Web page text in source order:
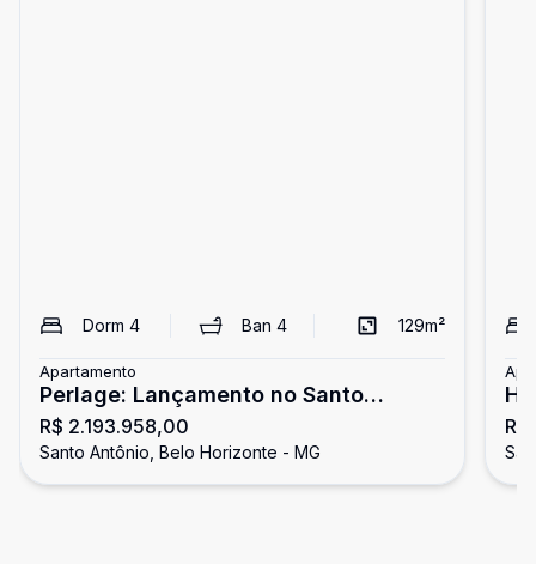
Dorm 4 Ban 4 129m²
Apartamento
Perlage: Lançamento no Santo
Antônio
R$ 2.193.958,00
Santo Antônio, Belo Horizonte - MG